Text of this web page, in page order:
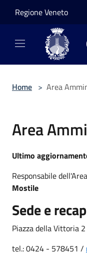
Regione Veneto
Home > Area
Area
Ultimo
Responsabile
Mostile
Sede e
Piazza della Vittoria
tel.: 0424 - 578451 /